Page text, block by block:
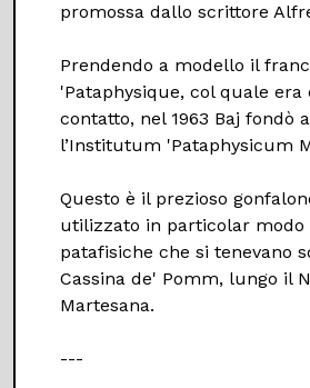
promossa dallo scrittore
Prendendo a modello il
'Pataphysique, col quale era
contatto, nel 1963 Baj fondò
l’Institutum 'Pataphysicum
Questo è il prezioso
utilizzato in particolar modo
patafisiche che si tenevano
Cassina de' Pomm, lungo il
Martesana.
---